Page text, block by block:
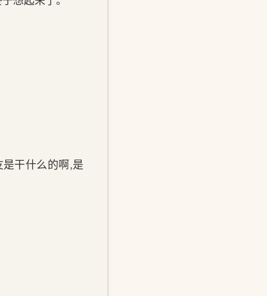
干什么的啊,是